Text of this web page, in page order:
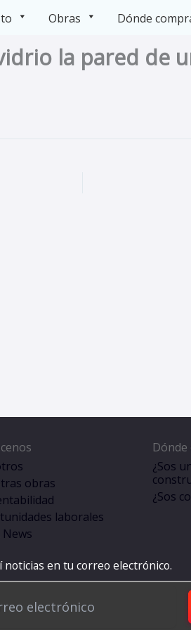
Obras Dónde
la pared de
obras
laborales
News
¿Sos
¿Sos
noticias en tu correo electrónico.